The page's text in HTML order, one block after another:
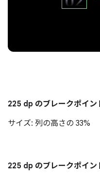
225 dp のブレークポイン
サイズ: 列の高さの 33%
225 dp のブレークポイン